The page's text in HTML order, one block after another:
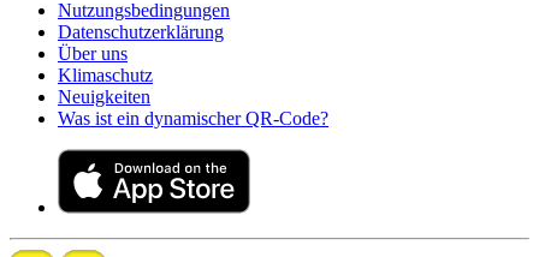
Nutzungsbedingungen
Datenschutzerklärung
Über uns
Klimaschutz
Neuigkeiten
Was ist ein dynamischer QR-Code?